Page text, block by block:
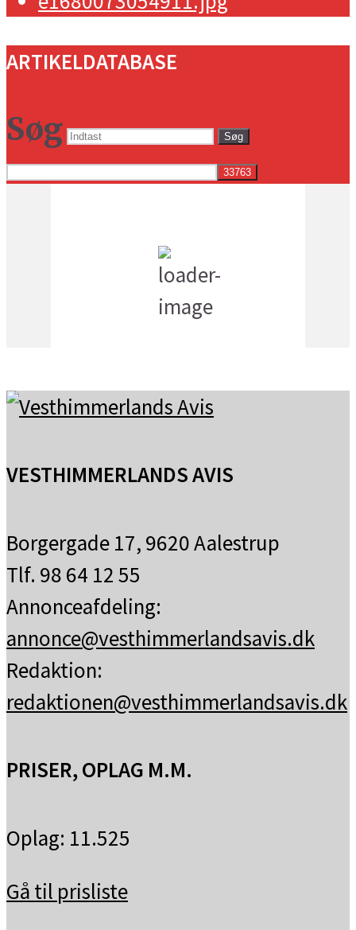
ARTIKELDATABASE
Søg Søg
spredt skydække
VESTHIMMERLANDS AVIS
Borgergade 17, 9620 Aalestrup
Tlf. 98 64 12 55
Annonceafdeling:
annonce@vesthimmerlandsavis.dk
Redaktion:
redaktionen@vesthimmerlandsavis.dk
PRISER, OPLAG M.M.
Oplag: 11.525
Gå til prisliste